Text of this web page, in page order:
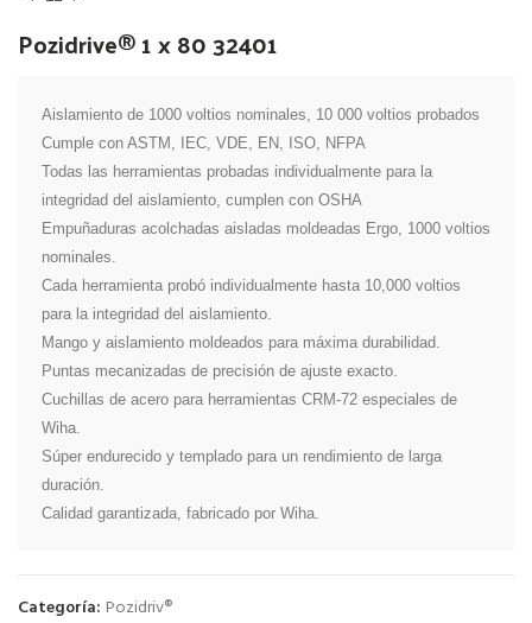
Pozidrive® 1 x 80 32401
Aislamiento de 1000 voltios nominales, 10 000 voltios probados
Cumple con ASTM, IEC, VDE, EN, ISO, NFPA
Todas las herramientas probadas individualmente para la
integridad del aislamiento, cumplen con OSHA
Empuñaduras acolchadas aisladas moldeadas Ergo, 1000 voltios
nominales.
Cada herramienta probó individualmente hasta 10,000 voltios
para la integridad del aislamiento.
Mango y aislamiento moldeados para máxima durabilidad.
Puntas mecanizadas de precisión de ajuste exacto.
Cuchillas de acero para herramientas CRM-72 especiales de
Wiha.
Súper endurecido y templado para un rendimiento de larga
duración.
Calidad garantizada, fabricado por Wiha.
Categoría: Pozidriv®